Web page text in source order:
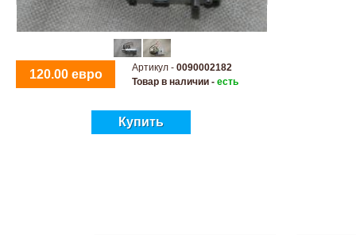
120.00 евро Артикул - 0090002182
Товар в наличии - есть
Купить